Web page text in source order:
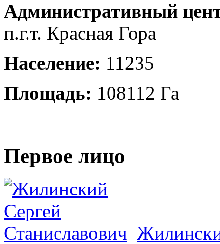
Административный
п.г.т. Красная Гора
Население: 11235
Площадь: 108112 Га
Первое лицо